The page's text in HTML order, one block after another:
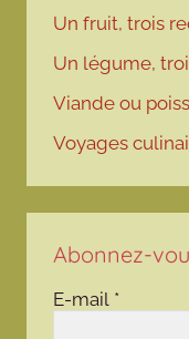
Un fruit, trois
Un légume,
Viande ou
Voyages
Abonnez-
E-mail *